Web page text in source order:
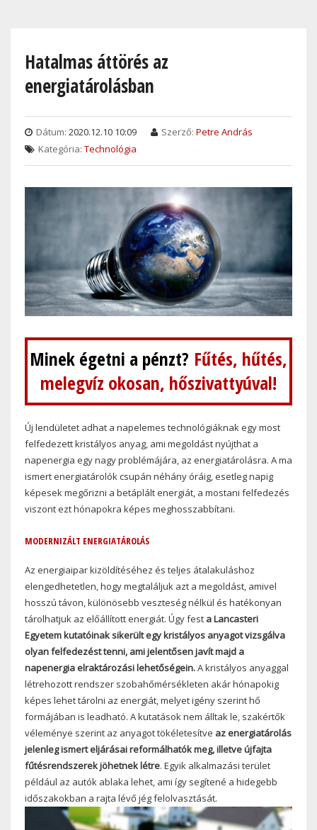
contentHatalmas áttörés az
energiatárolásban
Dátum: 2020.12.10 10:09 Szerző: Petre András
Kategória: Technológia
Minek égetni a pénzt? Fűtés, hűtés,
melegvíz okosan, hőszivattyúval!
Új lendületet adhat a napelemes technológiáknak egy most
felfedezett kristályos anyag, ami megoldást nyújthat a
napenergia egy nagy problémájára, az energiatárolásra. A ma
ismert energiatárolók csupán néhány óráig, esetleg napig
képesek megőrizni a betáplált energiát, a mostani felfedezés
viszont ezt hónapokra képes meghosszabbítani.
MODERNIZÁLT ENERGIATÁROLÁS
Az energiaipar kizöldítéséhez és teljes átalakuláshoz
elengedhetetlen, hogy megtaláljuk azt a megoldást, amivel
hosszú távon, különösebb veszteség nélkül és hatékonyan
tárolhatjuk az előállított energiát. Úgy fest a Lancasteri
Egyetem kutatóinak sikerült egy kristályos anyagot vizsgálva
olyan felfedezést tenni, ami jelentősen javít majd a
napenergia elraktározási lehetőségein.A kristályos anyaggal
létrehozott rendszer szobahőmérsékleten akár hónapokig
képes lehet tárolni az energiát, melyet igény szerint hő
formájában is leadható. A kutatások nem álltak le, szakértők
véleménye szerint az anyagot tökéletesítve az energiatárolás
jelenleg ismert eljárásai reformálhatók meg, illetve újfajta
fűtésrendszerek jöhetnek létre. Egyik alkalmazási terület
például az autók ablaka lehet, ami így segítené a hidegebb
időszakokban a rajta lévő jég felolvasztását.